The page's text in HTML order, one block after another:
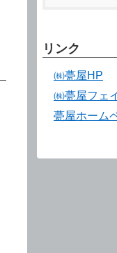
リンク
㈱甍屋HP
㈱甍屋フェ
甍屋ホーム